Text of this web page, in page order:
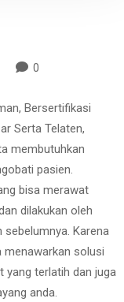
0
Bersertifikasi
Serta Telaten,
membutuhkan
pasien.
bisa merawat
dilakukan oleh
Karena
menawarkan solusi
yang terlatih dan juga
anda.